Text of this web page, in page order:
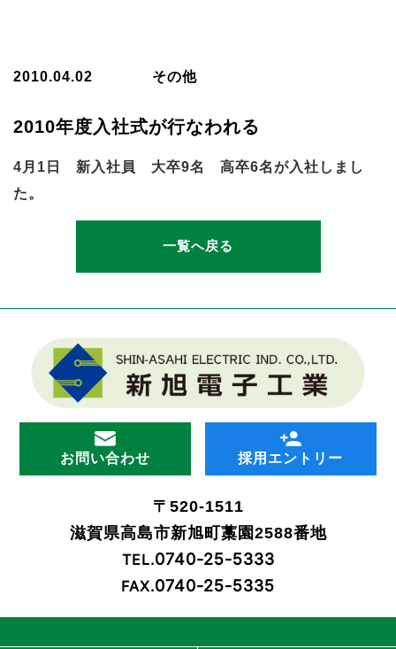
2010.04.02 その他
2010年度入社式が行なわれる
4月1日 新入社員 大卒9名 高卒6名が入社しまし
た。
一覧へ戻る
お問い合わせ 採用エントリー
〒520-1511
滋賀県高島市新旭町藁園2588番地
TEL.0740-25-5333
FAX.0740-25-5335